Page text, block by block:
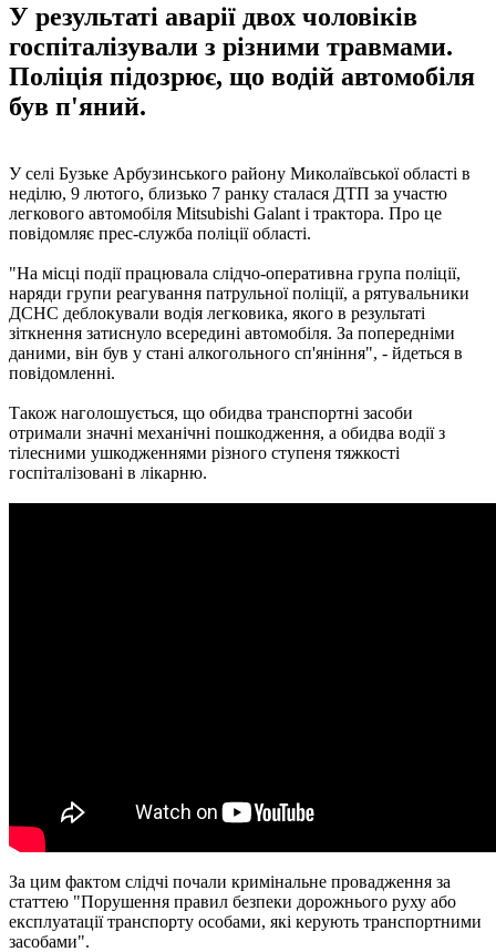
У результаті аварії двох чоловіків
госпіталізували з різними травмами.
Поліція підозрює, що водій автомобіля
був п'яний.
У селі Бузьке Арбузинського району Миколаївської області в
неділю, 9 лютого, близько 7 ранку сталася ДТП за участю
легкового автомобіля Mitsubishi Galant і трактора. Про це
повідомляє прес-служба поліції області.
"На місці події працювала слідчо-оперативна група поліції,
наряди групи реагування патрульної поліції, а рятувальники
ДСНС деблокували водія легковика, якого в результаті
зіткнення затиснуло всередині автомобіля. За попередніми
даними, він був у стані алкогольного сп'яніння", - йдеться в
повідомленні.
Також наголошується, що обидва транспортні засоби
отримали значні механічні пошкодження, а обидва водії з
тілесними ушкодженнями різного ступеня тяжкості
госпіталізовані в лікарню.
За цим фактом слідчі почали кримінальне провадження за
статтею "Порушення правил безпеки дорожнього руху або
експлуатації транспорту особами, які керують транспортними
засобами".